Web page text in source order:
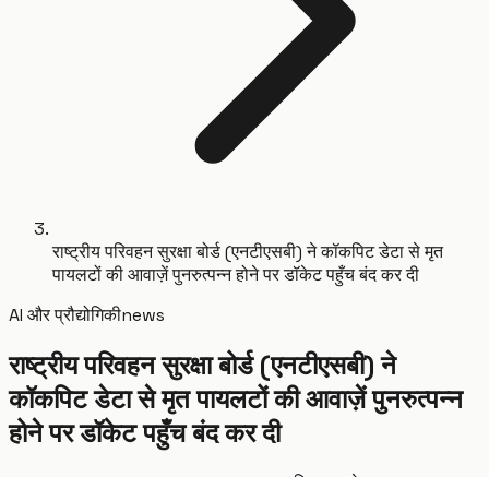
राष्ट्रीय परिवहन सुरक्षा बोर्ड (एनटीएसबी) ने कॉकपिट डेटा से मृत
पायलटों की आवाज़ें पुनरुत्पन्न होने पर डॉकेट पहुँच बंद कर दी
AI और प्रौद्योगिकीnews
राष्ट्रीय परिवहन सुरक्षा बोर्ड (एनटीएसबी) ने
कॉकपिट डेटा से मृत पायलटों की आवाज़ें पुनरुत्पन्न
होने पर डॉकेट पहुँच बंद कर दी